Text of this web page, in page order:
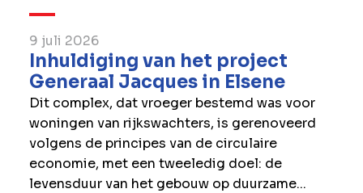
9 juli 2026
Inhuldiging van het project
Generaal Jacques in Elsene
Dit complex, dat vroeger bestemd was voor
woningen van rijkswachters, is gerenoveerd
volgens de principes van de circulaire
economie, met een tweeledig doel: de
levensduur van het gebouw op duurzame...